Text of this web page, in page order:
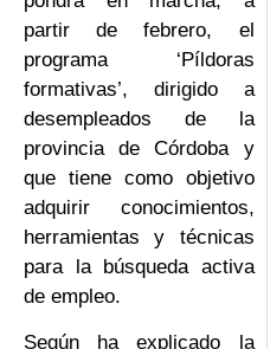
partir de febrero, el
programa ‘Píldoras
formativas’, dirigido a
desempleados de la
provincia de Córdoba y
que tiene como objetivo
adquirir conocimientos,
herramientas y técnicas
para la búsqueda activa
de empleo.
Según ha explicado la